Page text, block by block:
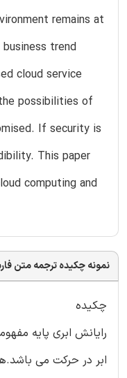
remains at
trend
cloud service
possibilities of
If security is
This paper
computing and
نمونه چکیده ترجمه متن
چکیده
رایانش ابری پایه
ابر در حرکت می